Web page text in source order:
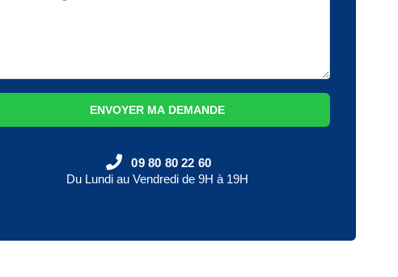
ENVOYER MA DEMANDE
09 80 80 22 60
Du Lundi au Vendredi de 9H à 19H